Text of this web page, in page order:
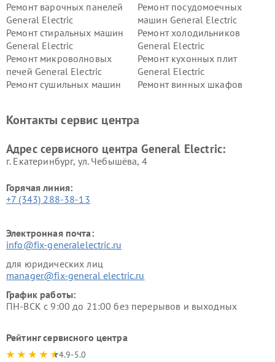
Ремонт варочных панелей
General Electric
Ремонт посудомоечных
машин General Electric
Ремонт стиральных машин
General Electric
Ремонт холодильников
General Electric
Ремонт микроволновых
печей General Electric
Ремонт кухонных плит
General Electric
Ремонт сушильных машин
Ремонт винных шкафов
Electric
General Electric
Контакты сервис центра
Адрес сервисного центра General Electric:
г. Екатеринбург, ул. Чебышёва, 4
Горячая линия:
+7 (343) 288-38-13
Электронная почта:
info@fix-generalelectric.ru
для юридических лиц
manager@fix-general electric.ru
График работы:
ПН-ВСК с 9:00 до 21:00 без перерывов и выходных
Рейтинг сервисного центра
4.9-5.0